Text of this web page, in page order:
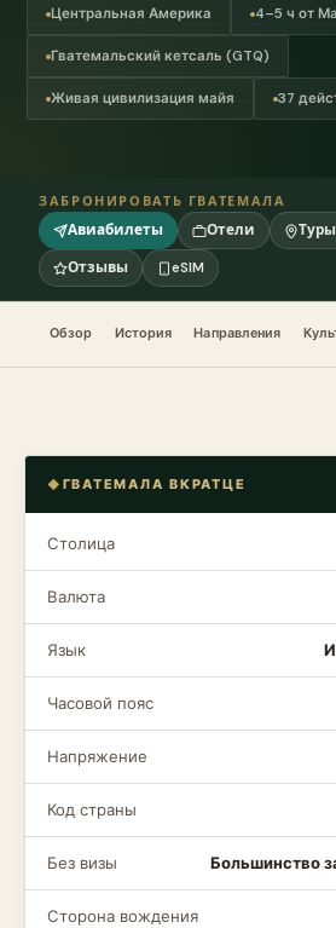
Центральная Америка 4–5 ч от
Гватемальский кетсаль (GTQ)
Живая цивилизация майя 37
ЗАБРОНИРОВАТЬ ГВАТЕМАЛА
Авиабилеты Отели
Отзывы
eSIM
Обзор История Направления
ГВАТЕМАЛА ВКРАТЦЕ
Столица
Валюта
Язык
Часовой пояс
Напряжение
Код страны
Без визы Большинство
Сторона вождения